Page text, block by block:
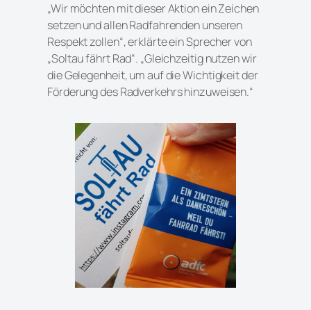
„Wir möchten mit dieser Aktion ein Zeichen
setzen und allen Radfahrenden unseren
Respekt zollen“, erklärte ein Sprecher von
„Soltau fährt Rad“. „Gleichzeitig nutzen wir
die Gelegenheit, um auf die Wichtigkeit der
Förderung des Radverkehrs hinzuweisen.“